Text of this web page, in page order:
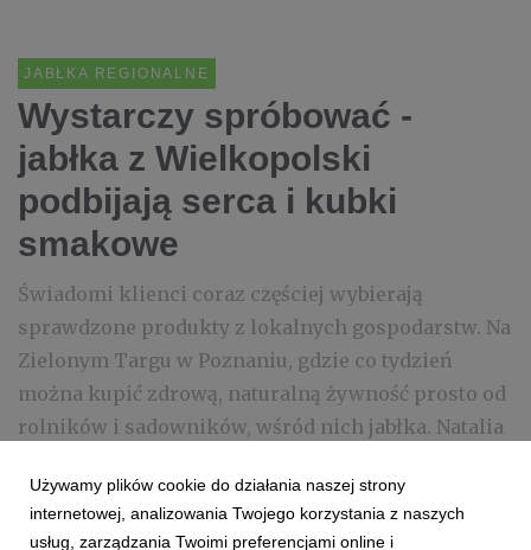
JABŁKA REGIONALNE
Wystarczy spróbować -
jabłka z Wielkopolski
podbijają serca i kubki
smakowe
Świadomi klienci coraz częściej wybierają
sprawdzone produkty z lokalnych gospodarstw. Na
Zielonym Targu w Poznaniu, gdzie co tydzień
można kupić zdrową, naturalną żywność prosto od
rolników i sadowników, wśród nich jabłka. Natalia
18 lipca 2025 czytaj więcej...
Używamy plików cookie do działania naszej strony
internetowej, analizowania Twojego korzystania z naszych
usług, zarządzania Twoimi preferencjami online i